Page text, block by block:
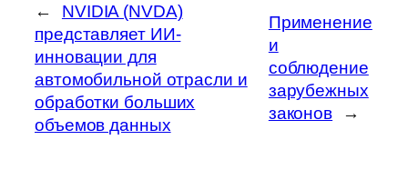
←
NVIDIA (NVDA)
представляет ИИ-
инновации для
автомобильной отрасли и
обработки больших
объемов данных
Применение
и
соблюдение
зарубежных
законов
→